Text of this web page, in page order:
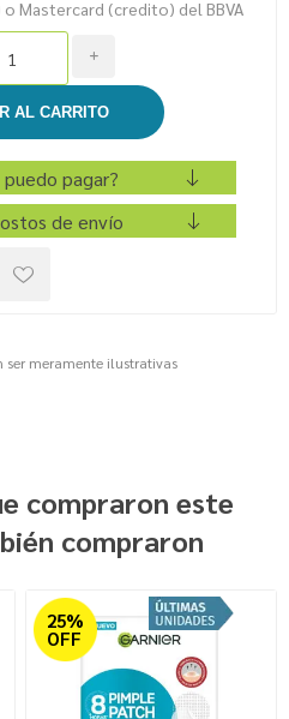
Mastercard (credito) del BBVA
i
pagar?
de envío
ser meramente ilustrativas
compraron este
compraron
25%
OFF